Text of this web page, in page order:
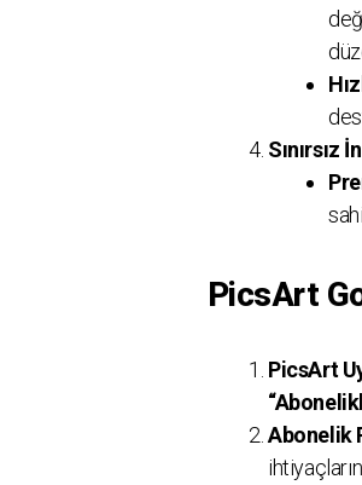
Sınırsız
PicsArt
PicsArt
Abonelik